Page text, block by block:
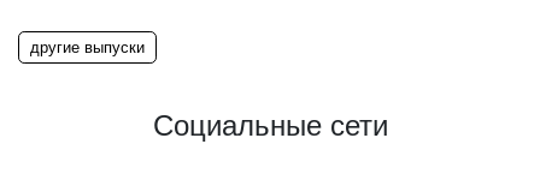
другие выпуски
Социальные сети